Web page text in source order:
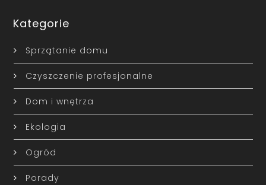
Kategorie
Sprzątanie domu
Czyszczenie profesjonalne
Dom i wnętrza
Ekologia
Ogród
Porady